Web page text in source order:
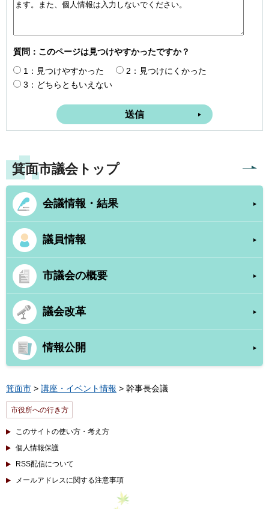
質問：このページは見つけやすかったですか？
1：見つけやすかった
2：見つけにくかった
3：どちらともいえない
箕面市議会トップ
会議情報・結果
議員情報
市議会の概要
議会改革
情報公開
箕面市 > 講座・イベント情報 > 幹事長会議
市役所への行き方
このサイトの使い方・考え方
個人情報保護
RSS配信について
メールアドレスに関する注意事項